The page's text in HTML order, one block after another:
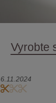
Vyrobte
6.11.2024